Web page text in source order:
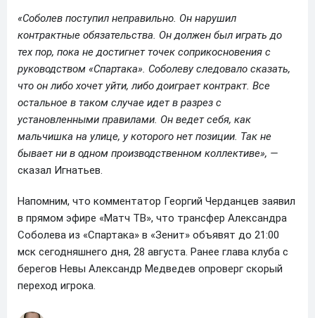
«Соболев поступил неправильно. Он нарушил
контрактные обязательства. Он должен был играть до
тех пор, пока не достигнет точек соприкосновения с
руководством «Спартака». Соболеву следовало сказать,
что он либо хочет уйти, либо доиграет контракт. Все
остальное в таком случае идет в разрез с
установленными правилами. Он ведет себя, как
мальчишка на улице, у которого нет позиции. Так не
бывает ни в одном производственном коллективе», —
сказал Игнатьев.
Напомним, что комментатор Георгий Черданцев заявил
в прямом эфире «Матч ТВ», что трансфер Александра
Соболева из «Спартака» в «Зенит» объявят до 21:00
мск сегодняшнего дня, 28 августа. Ранее глава клуба с
берегов Невы Александр Медведев опроверг скорый
переход игрока.